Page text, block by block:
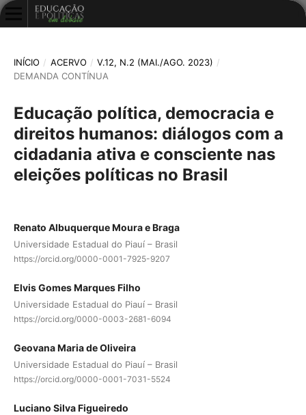
INÍCIO / ACERVO / V.12, N.2 (MAI./AGO. 2023) /
DEMANDA CONTÍNUA
Educação política, democracia e
direitos humanos: diálogos com a
cidadania ativa e consciente nas
eleições políticas no Brasil
Renato Albuquerque Moura e Braga
Universidade Estadual do Piauí – Brasil
https://orcid.org/0000-0001-7925-9207
Elvis Gomes Marques Filho
Universidade Estadual do Piauí – Brasil
https://orcid.org/0000-0003-2681-6094
Geovana Maria de Oliveira
Universidade Estadual do Piauí – Brasil
https://orcid.org/0000-0001-7031-5524
Luciano Silva Figueiredo